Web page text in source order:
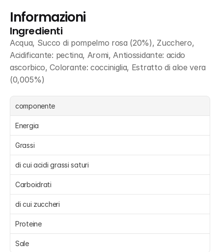
Informazioni
Ingredienti
Acqua, Succo di pompelmo rosa (20%), Zucchero,
Acidificante: pectina, Aromi, Antiossidante: acido
ascorbico, Colorante: cocciniglia, Estratto di aloe vera
(0,005%)
componente
Energia
Grassi
di cui acidi grassi saturi
Carboidrati
di cui zuccheri
Proteine
Sale